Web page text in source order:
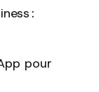
:
pour